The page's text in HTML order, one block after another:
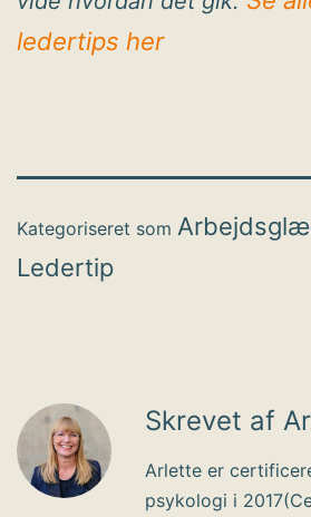
ledertips her
Kategoriseret som
Ledertip
Skrevet af
Arlette er
psykologi i